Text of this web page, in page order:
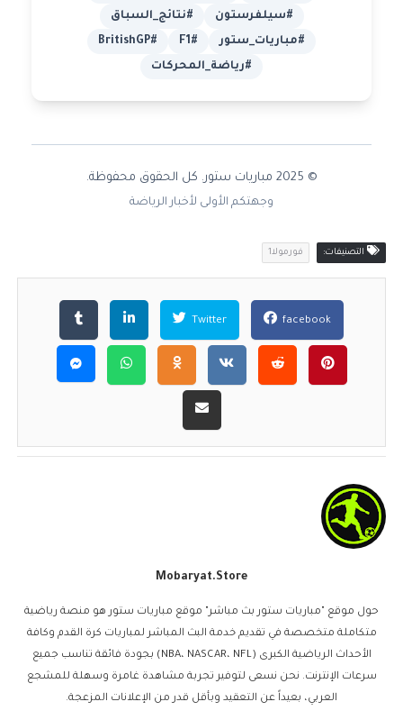
#سيلفرستون
#نتائج_السباق
#مباريات_ستور
#F1
#BritishGP
#رياضة_المحركات
© 2025 مباريات ستور. كل الحقوق محفوظة.
وجهتكم الأولى لأخبار الرياضة
التصنيفات: فورمولا1
facebook
Twitter
Mobaryat.store
حول موقع "مباريات ستور بث مباشر" موقع مباريات ستور هو منصة رياضية
متكاملة متخصصة في تقديم خدمة البث المباشر لمباريات كرة القدم وكافة
الأحداث الرياضية الكبرى (NBA، NASCAR، NFL) بجودة فائقة تناسب جميع
سرعات الإنترنت. نحن نسعى لتوفير تجربة مشاهدة غامرة وسهلة للمشجع
العربي، بعيداً عن التعقيد وبأقل قدر من الإعلانات المزعجة.